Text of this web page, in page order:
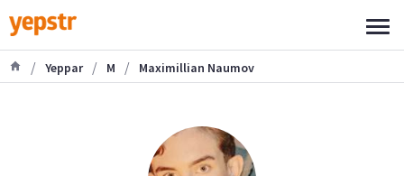
/ Yeppar / M / Maximillian Naumov